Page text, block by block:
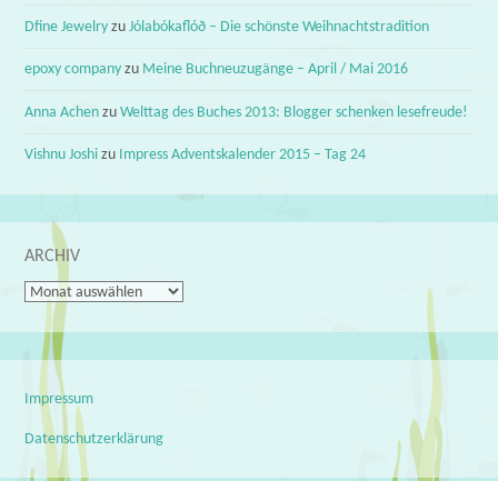
Dfine Jewelry zuJólabókaflóð – Die schönste Weihnachtstradition
epoxy company zu Meine Buchneuzugänge – April / Mai 2016
Anna Achen zuWelttag des Buches 2013: Blogger schenken lesefreude!
Vishnu Joshi zu Impress Adventskalender 2015 – Tag 24
ARCHIV
Archiv
Impressum
Datenschutzerklärung